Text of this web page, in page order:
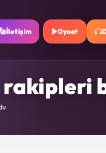
İletişim Oynat